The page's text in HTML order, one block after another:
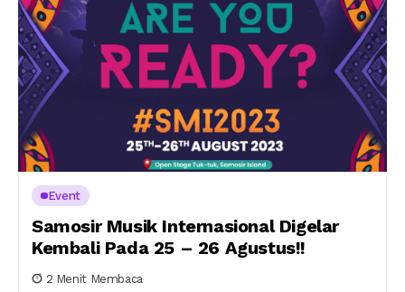
Event
Samosir Musik Internasional Digelar
Kembali Pada 25 – 26 Agustus!!
2 Menit Membaca